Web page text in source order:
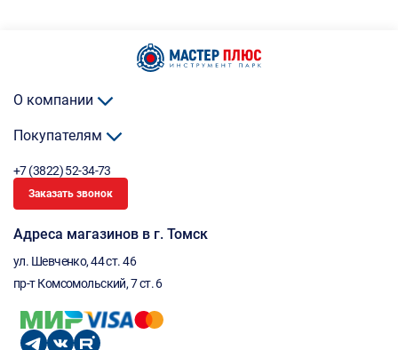
О компании
Покупателям
+7 (3822) 52-34-73
Заказать звонок
Адреса магазинов в г. Томск
ул. Шевченко, 44 ст. 46
пр-т Комсомольский, 7 ст. 6